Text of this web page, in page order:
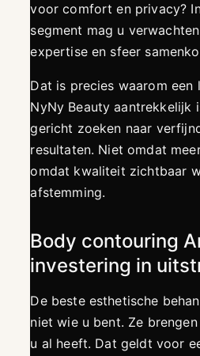
voor comfort en privacy?
segment mag u
expertise en sfeer
Dat is precies waarom een
NyNy Beauty aantrekkelijk
gericht zoeken naar
resultaten. Niet omdat
omdat kwaliteit zichtbaar
afstemming.
Body contouring
investering in
De beste esthetische
niet wie u bent. Ze
u al heeft. Dat geldt voor